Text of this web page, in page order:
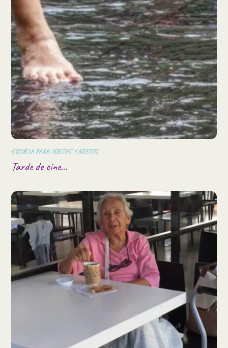
ESCUELA PARA NIETAS Y NIETOS
Tarde de cine…